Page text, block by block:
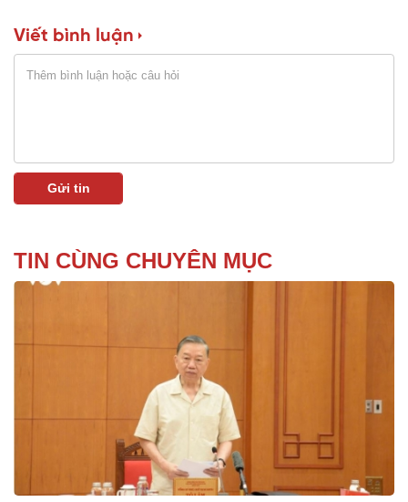
Viết bình luận
TIN CÙNG CHUYÊN MỤC